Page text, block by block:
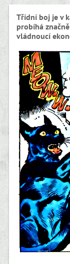
Třídní boj je v
probíhá
vládnoucí